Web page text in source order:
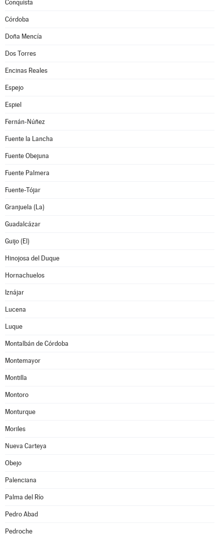
Conquista
Córdoba
Doña Mencía
Dos Torres
Encinas Reales
Espejo
Espiel
Fernán-Núñez
Fuente la Lancha
Fuente Obejuna
Fuente Palmera
Fuente-Tójar
Granjuela (La)
Guadalcázar
Guijo (El)
Hinojosa del Duque
Hornachuelos
Iznájar
Lucena
Luque
Montalbán de Córdoba
Montemayor
Montilla
Montoro
Monturque
Moriles
Nueva Carteya
Obejo
Palenciana
Palma del Río
Pedro Abad
Pedroche